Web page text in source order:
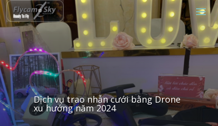
Dịch vụ trao nhẫn cưới bằng Drone
xu hướng năm 2024